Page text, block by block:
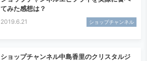
てみた感想は？
2019.6.21 ショップチャンネル
ショップチャンネル中島香里のクリスタルジ